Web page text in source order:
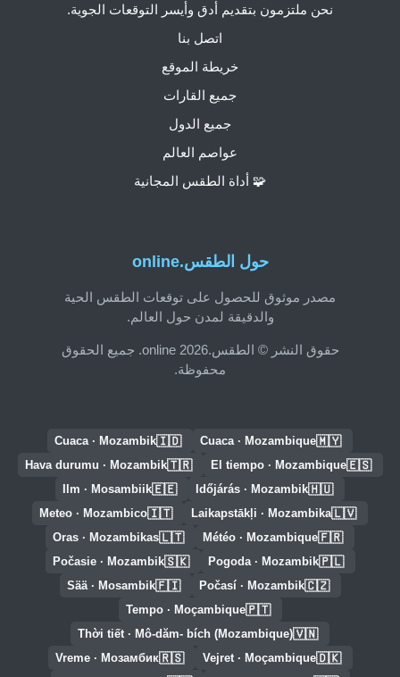
حول الطقس.online
مصدر موثوق للحصول على توقعات الطقس الحية
والدقيقة لمدن حول العالم.
حقوق النشر © الطقس.online 2026. جميع الحقوق
محفوظة.
نحن ملتزمون بتقديم أدق وأيسر التوقعات الجوية.
اتصل بنا
خريطة الموقع
جميع القارات
جميع الدول
عواصم العالم
🧩 أداة الطقس المجانية
🇲🇾
Cuaca · Mozambique
🇮🇩
Cuaca · Mozambik
🇪🇸
El tiempo · Mozambique
🇹🇷
Hava durumu · Mozambik
🇭🇺
Időjárás · Mozambik
🇪🇪
Ilm · Mosambiik
🇱🇻
Laikapstākļi · Mozambika
🇮🇹
Meteo · Mozambico
🇫🇷
Météo · Mozambique
🇱🇹
Oras · Mozambikas
🇵🇱
Pogoda · Mozambik
🇸🇰
Počasie · Mozambik
🇨🇿
Počasí · Mozambik
🇫🇮
Sää · Mosambik
🇵🇹
Tempo · Moçambique
🇻🇳
Thời tiết · Mô-dăm- bích (Mozambique)
🇩🇰
Vejret · Moçambique
🇷🇸
Vreme · Мозамбик